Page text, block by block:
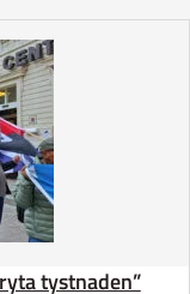
tystnaden”